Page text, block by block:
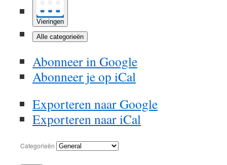
Vieringen
Alle categorieën
Abonneer inGoogle
Abonneer je op iCal
Exporteren naarGoogle
Exporteren naariCal
Categorieën